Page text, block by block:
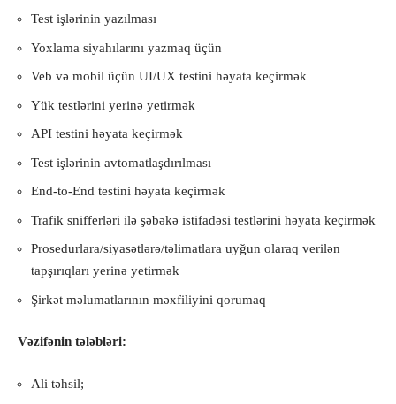
Test işlərinin yazılması
Yoxlama siyahılarını yazmaq üçün
Veb və mobil üçün UI/UX testini həyata keçirmək
Yük testlərini yerinə yetirmək
API testini həyata keçirmək
Test işlərinin avtomatlaşdırılması
End-to-End testini həyata keçirmək
Trafik snifferləri ilə şəbəkə istifadəsi testlərini həyata keçirmək
Prosedurlara/siyasətlərə/təlimatlara uyğun olaraq verilən
tapşırıqları yerinə yetirmək
Şirkət məlumatlarının məxfiliyini qorumaq
Vəzifənin tələbləri:
Ali təhsil;